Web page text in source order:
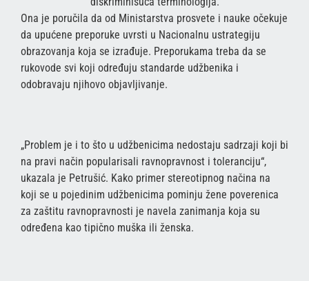
Ona je poručila da od Ministarstva prosvete i nauke očekuje
da upućene preporuke uvrsti u Nacionalnu ustrategiju
obrazovanja koja se izrađuje. Preporukama treba da se
rukovode svi koji određuju standarde udžbenika i
odobravaju njihovo objavljivanjе.
„Problem je i to što u udžbenicima nedostaju sadrzaji koji bi
na pravi način popularisali ravnopravnost i toleranciju“,
ukazala je Petrušić. Kako primer stereotipnog načina na
koji se u pojedinim udžbenicima pominju žene poverenica
za zaštitu ravnopravnosti je navela zanimanja koja su
određena kao tipično muška ili ženska.